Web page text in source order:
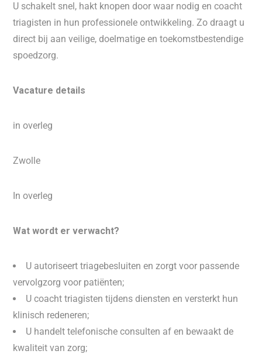
U schakelt snel, hakt knopen door waar nodig en coacht
triagisten in hun professionele ontwikkeling. Zo draagt u
direct bij aan veilige, doelmatige en toekomstbestendige
spoedzorg.
Vacature details
in overleg
Zwolle
In overleg
Wat wordt er verwacht?
U autoriseert triagebesluiten en zorgt voor passende
vervolgzorg voor patiënten;
U coacht triagisten tijdens diensten en versterkt hun
klinisch redeneren;
U handelt telefonische consulten af en bewaakt de
kwaliteit van zorg;